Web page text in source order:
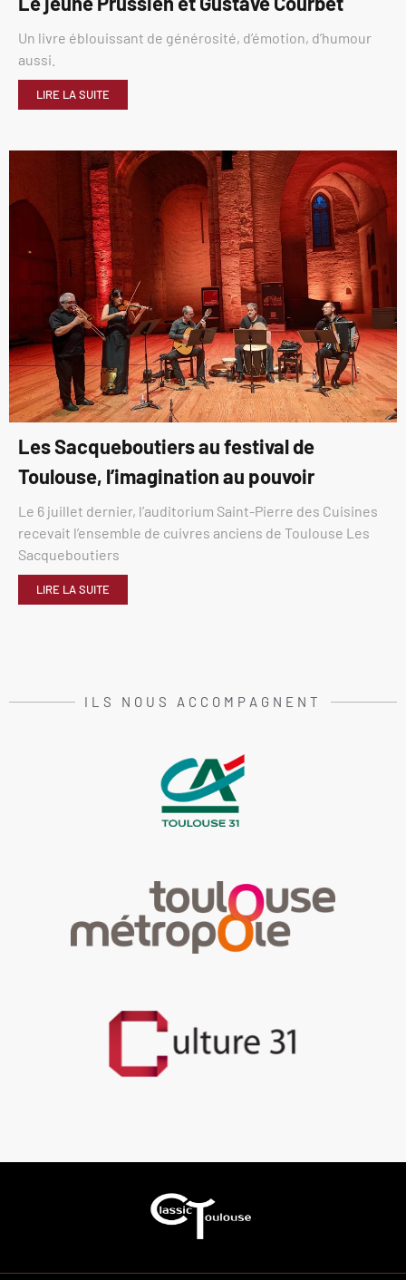
Un livre éblouissant de générosité, d’émotion, d’humour
aussi.
LIRE LA SUITE
Les Sacqueboutiers au festival de
Toulouse, l’imagination au pouvoir
Le 6 juillet dernier, l’auditorium Saint-Pierre des Cuisines
recevait l’ensemble de cuivres anciens de Toulouse Les
Sacqueboutiers
LIRE LA SUITE
ILS NOUS ACCOMPAGNENT